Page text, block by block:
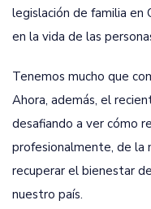
legislación de familia en
en la vida de las
Tenemos mucho que
Ahora, además, el
desafiando a ver cómo
profesionalmente, de la
recuperar el bienestar
nuestro país.